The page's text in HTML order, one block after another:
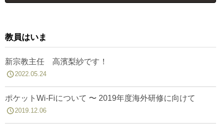
教員はいま
新宗教主任 高濱梨紗です！
2022.05.24
ポケットWi-Fiについて 〜 2019年度海外研修に向けて
2019.12.06